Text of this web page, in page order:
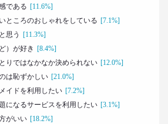
寿司･ラーメン離れ｣
/コピーライター
である [11.6%]
ところのおしゃれをしている [7.1%]
思う
[11.3%]
）が好き [8.4%]
りではなかなか決められない [12.0%]
は恥ずかしい [21.0%]
イドを利用したい [7.2%]
になるサービスを利用したい [3.1%]
がいい [18.2%]